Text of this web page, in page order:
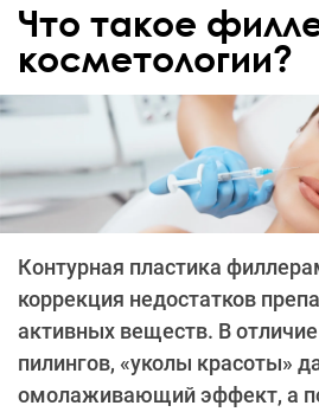
Что такое
косметологии?
Контурная пластика
коррекция недостатков
активных веществ. В
пилингов, «уколы красоты»
омолаживающий эффект, а